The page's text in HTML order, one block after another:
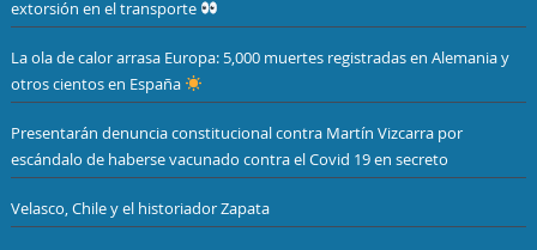
extorsión en el transporte
La ola de calor arrasa Europa: 5,000 muertes registradas en Alemania y
otros cientos en España
Presentarán denuncia constitucional contra Martín Vizcarra por
escándalo de haberse vacunado contra el Covid 19 en secreto
Velasco, Chile y el historiador Zapata